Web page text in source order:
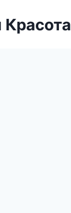
Красота